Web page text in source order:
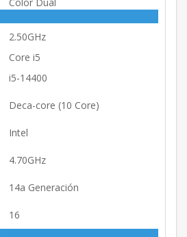
2.50GHz
Core i5
i5-14400
Deca-core (10 Core)
Intel
4.70GHz
14a Generación
16